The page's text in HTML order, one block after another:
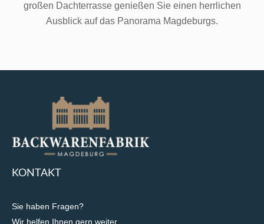
großen Dachterrasse genießen Sie einen herrlichen
Ausblick auf das Panorama Magdeburgs.
KONTAKT
Sie haben Fragen?
Wir helfen Ihnen gern weiter.